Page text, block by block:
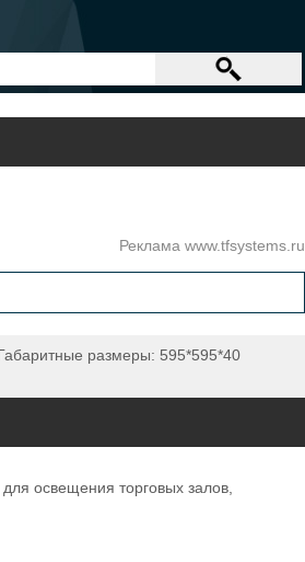
Реклама www.tfsystems.ru
размеры: 595*595*40
освещения торговых залов,